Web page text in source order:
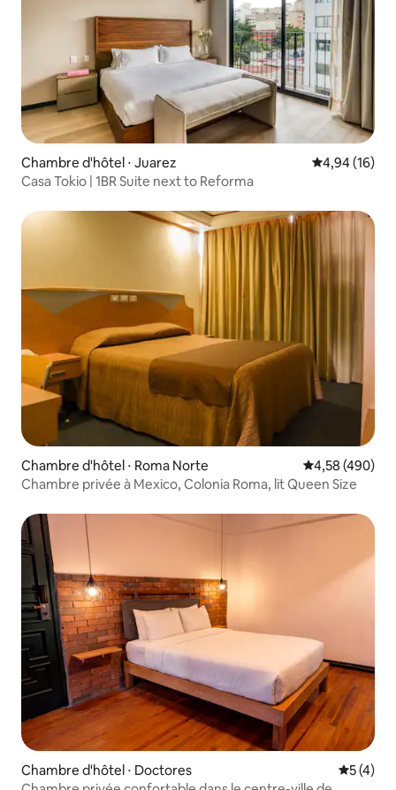
Chambre d'hôtel ⋅ Juarez Évaluation
4,94 (16)
Casa Tokio | 1BR Suite next to Reforma
Chambre d'hôtel ⋅ Roma Norte Évaluation
4,58 (490)
Chambre privée à Mexico, Colonia Roma, lit Queen Size
Chambre d'hôtel ⋅ Doctores
5 (4)